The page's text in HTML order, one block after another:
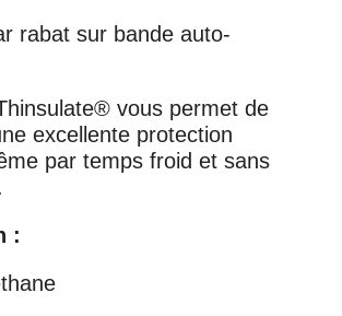
rabat sur bande auto-
vous permet de
excellente protection
par temps froid et sans
: